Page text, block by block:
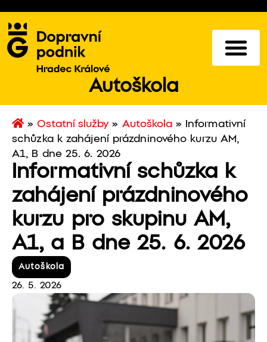
Autoškola
»Ostatní služby» Autoškola»
Informativní
schůzka k zahájení prázdninového kurzu AM,
A1, B dne 25. 6. 2026
Informativní schůzka k
zahájení prázdninového
kurzu pro skupinu AM,
A1, a B dne 25. 6. 2026
Autoškola
26. 5. 2026